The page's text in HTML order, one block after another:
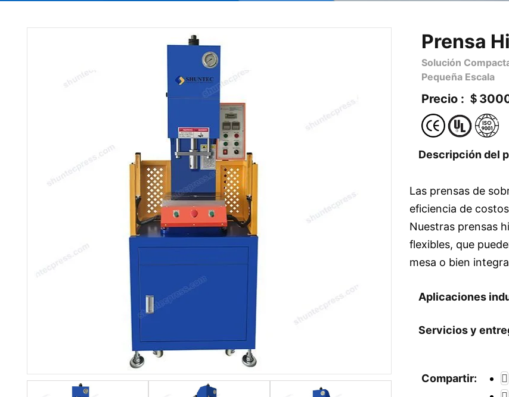
Prensa
Solución
Pequeña Escala
Precio : ＄
Descripción del
Las prensas de
eficiencia de
Nuestras prensas
flexibles, que
mesa o bien
Aplicaciones
Servicios y
Compartir: